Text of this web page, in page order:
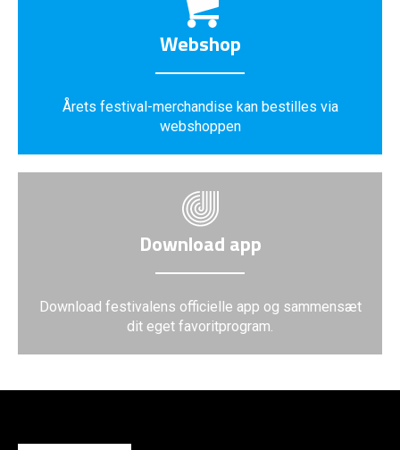
Webshop
Årets festival-merchandise kan bestilles via
webshoppen
Download app
Download festivalens officielle app og sammensæt
dit eget favoritprogram.